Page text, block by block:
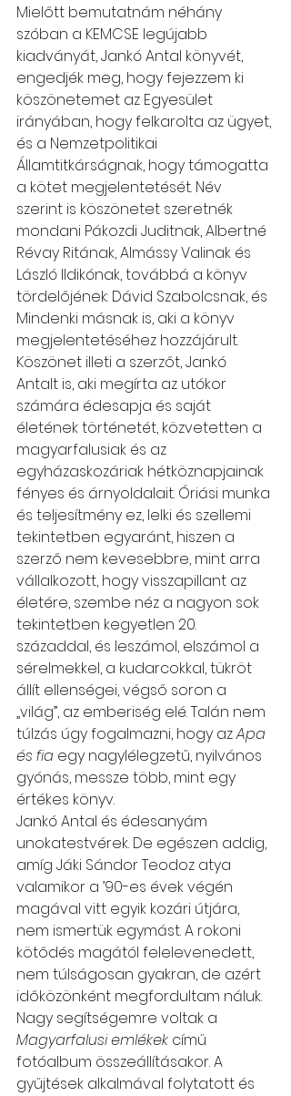
Mielőtt bemutatnám néhány
szóban a KEMCSE legújabb
kiadványát, Jankó Antal könyvét,
engedjék meg, hogy fejezzem ki
köszönetemet az Egyesület
irányában, hogy felkarolta az ügyet,
és a Nemzetpolitikai
Államtitkárságnak, hogy támogatta
a kötet megjelentetését. Név
szerint is köszönetet szeretnék
mondani Pákozdi Juditnak, Albertné
Révay Ritának, Almássy Valinak és
László Ildikónak, továbbá a könyv
tördelőjének: Dávid Szabolcsnak, és
Mindenki másnak is, aki a könyv
megjelentetéséhez hozzájárult.
Köszönet illeti a szerzőt, Jankó
Antalt is, aki megírta az utókor
számára édesapja és saját
életének történetét, közvetetten a
magyarfalusiak és az
egyházaskozáriak hétköznapjainak
fényes és árnyoldalait. Óriási munka
és teljesítmény ez, lelki és szellemi
tekintetben egyaránt, hiszen a
szerző nem kevesebbre, mint arra
vállalkozott, hogy visszapillant az
életére, szembe néz a nagyon sok
tekintetben kegyetlen 20.
századdal, és leszámol, elszámol a
sérelmekkel, a kudarcokkal, tükröt
állít ellenségei, végső soron a
„világ”, az emberiség elé. Talán nem
túlzás úgy fogalmazni, hogy az Apa
és fia egy nagylélegzetű, nyilvános
gyónás, messze több, mint egy
értékes könyv.
Jankó Antal és édesanyám
unokatestvérek. De egészen addig,
amíg Jáki Sándor Teodoz atya
valamikor a ’90-es évek végén
magával vitt egyik kozári útjára,
nem ismertük egymást. A rokoni
kötődés magától felelevenedett,
nem túlságosan gyakran, de azért
időközönként megfordultam náluk.
Nagy segítségemre voltak a
Magyarfalusi emlékek című
fotóalbum összeállításakor. A
gyűjtések alkalmával folytatott és